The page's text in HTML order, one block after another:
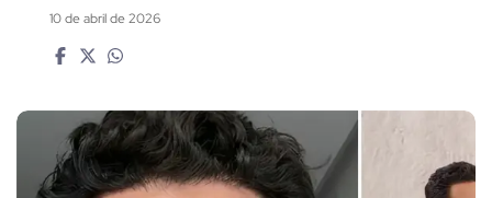
10 de abril de 2026